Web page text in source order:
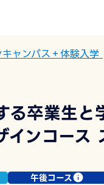
ャンパス＋体験入学
る卒業生と
インコース
午後コース